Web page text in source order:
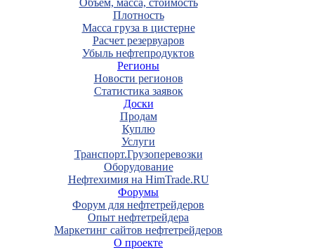
Объём, масса, стоимость
Плотность
Масса груза в цистерне
Расчет резервуаров
Убыль нефтепродуктов
Регионы
Новости регионов
Статистика заявок
Доски
Продам
Куплю
Услуги
Транспорт.Грузоперевозки
Оборудование
Нефтехимия на HimTrade.RU
Форумы
Форум для нефтетрейдеров
Опыт нефтетрейдера
Маркетинг сайтов нефтетрейдеров
О проекте